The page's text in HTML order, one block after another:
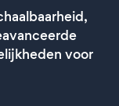
voor